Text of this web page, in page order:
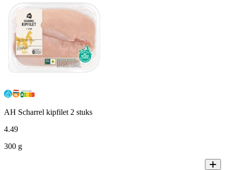
AH Scharrel kipfilet 2 stuks
4.49
300 g